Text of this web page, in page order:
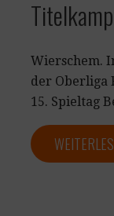
Wierschem.
der Oberliga
15. Spieltag